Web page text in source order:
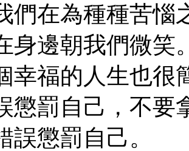
在為種種苦惱
身邊朝我們微笑
幸福的人生也很
懲罰自己，不要
誤懲罰自己。